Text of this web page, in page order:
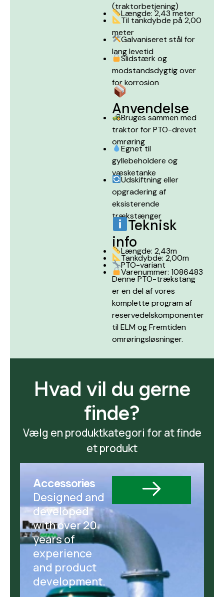
(traktorbetjening)
Længde: 2,43 meter
Til tankdybde på 2,00
meter
Galvaniseret stål for
lang levetid
Slidstærk og
modstandsdygtig over
for korrosion
Anvendelse
Bruges sammen med
traktor for PTO-drevet
omrøring
Egnet til
gyllebeholdere og
væsketanke
Udskiftning eller
opgradering af
eksisterende
trækstænger
Teknisk
info
Længde: 2,43m
Tankdybde: 2,00m
PTO-variant
Varenummer: 1086483
Denne PTO-trækstang
er en del af vores
komplette program af
reservedelskomponenter
til ELM og Fremtiden
omrøringsløsninger.
Hvad vil du gerne
finde?
Vælg en produktkategori for at finde
et produkt
Accessories
Designed and
developed
with over 20
years of
experience
and product
development.